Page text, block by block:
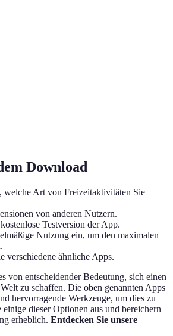
Download
welche Art von Freizeitaktivitäten Sie
von anderen Nutzern.
Testversion der App.
Nutzung ein, um den maximalen
verschiedene ähnliche Apps.
von entscheidender Bedeutung, sich einen
zu schaffen. Die oben genannten Apps
hervorragende Werkzeuge, um dies zu
dieser Optionen aus und bereichern
erheblich. Entdecken Sie unsere